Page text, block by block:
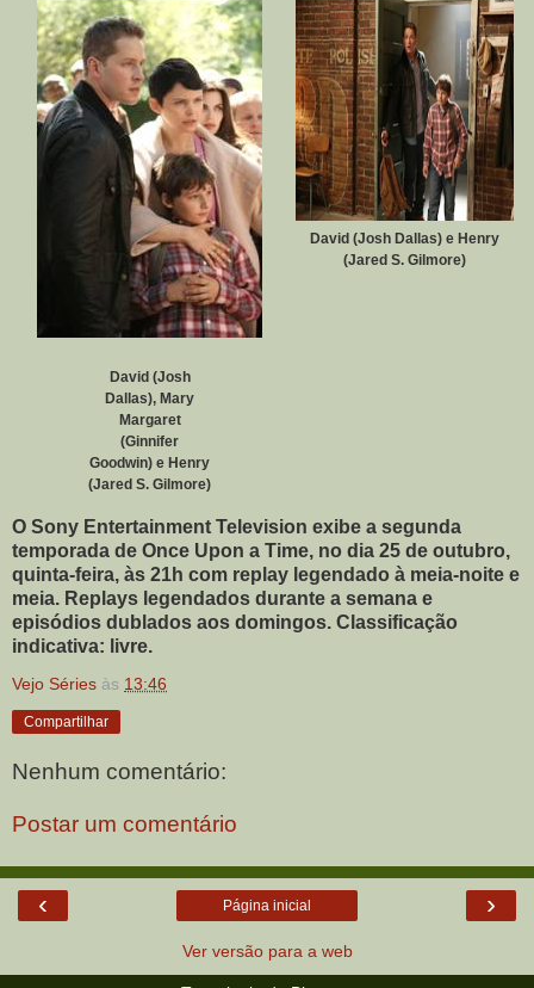
David (Josh
Dallas), Mary
Margaret
(Ginnifer
Goodwin) e Henry
(Jared S. Gilmore)
David (Josh Dallas) e Henry
(Jared S. Gilmore)
O Sony Entertainment Television exibe a segunda
temporada de Once Upon a Time, no dia 25 de outubro,
quinta-feira, às 21h com replay legendado à meia-noite e
meia. Replays legendados durante a semana e
episódios dublados aos domingos. Classificação
indicativa: livre.
Vejo Séries às 13:46
Compartilhar
Nenhum comentário:
Postar um comentário
‹ ›
Página inicial
Ver versão para a web